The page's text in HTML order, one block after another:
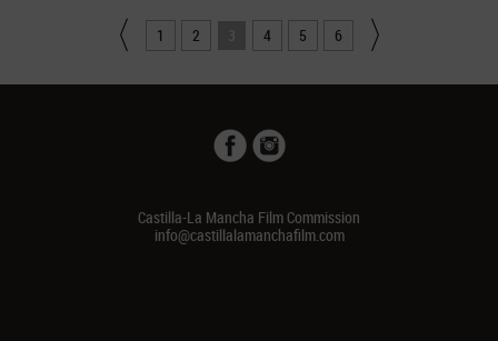
1 2 3 4 5 6
Castilla-La Mancha Film Commission
info@castillalamanchafilm.com